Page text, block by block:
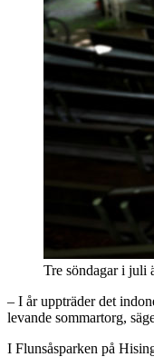
Tre söndagar i juli
– I år uppträder det
levande sommartorg,
I Flunsåsparken på